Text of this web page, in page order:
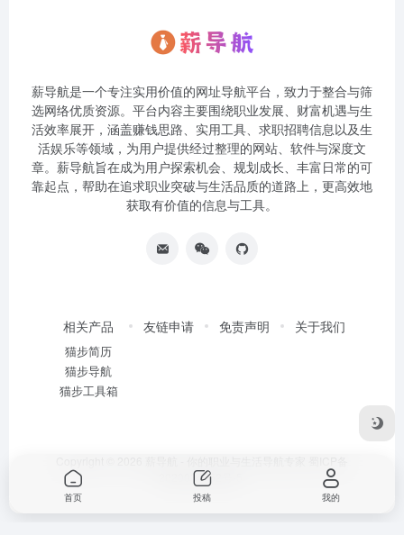
薪导航是一个专注实用价值的网址导航平台，致力于整合与筛
选网络优质资源。平台内容主要围绕职业发展、财富机遇与生
活效率展开，涵盖赚钱思路、实用工具、求职招聘信息以及生
活娱乐等领域，为用户提供经过整理的网站、软件与深度文
章。薪导航旨在成为用户探索机会、规划成长、丰富日常的可
靠起点，帮助在追求职业突破与生活品质的道路上，更高效地
获取有价值的信息与工具。
相关产品
猫步简历
猫步导航
猫步工具箱
友链申请 免责声明 关于我们
2020034752号-5
首页 投稿 我的